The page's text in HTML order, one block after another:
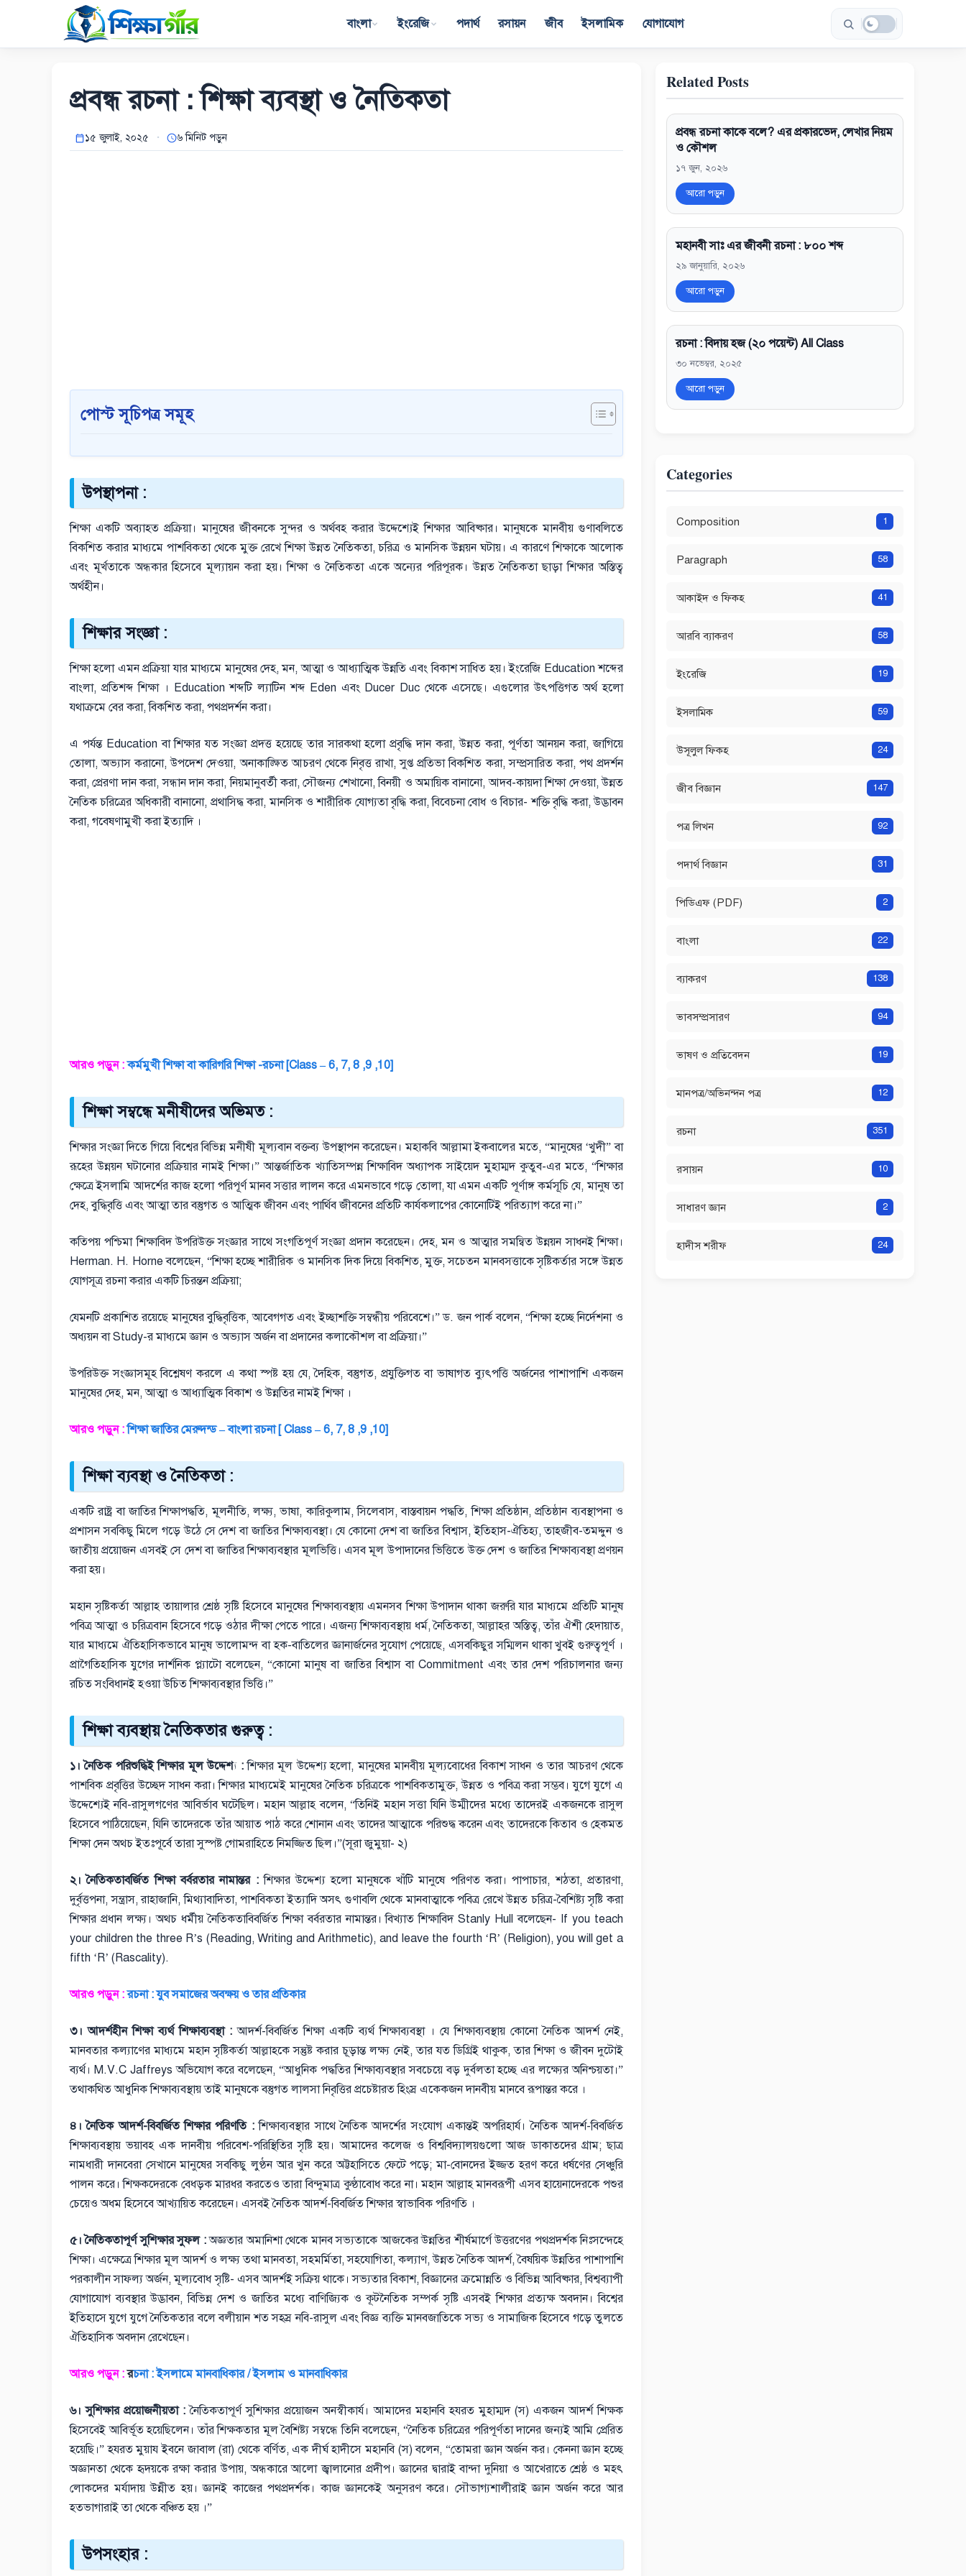
content
বাংলা ইংরেজি পদার্থ রসায়ন জীব ইসলামিক যোগাযোগ
প্রবন্ধ রচনা : শিক্ষা ব্যবস্থা ও নৈতিকতা
১৫ জুলাই, ২০২৫ ৬ মিনিট পড়ুন
পোস্ট সূচিপত্র সমূহ
উপস্থাপনা :
শিক্ষা একটি অব্যাহত প্রক্রিয়া। মানুষের জীবনকে সুন্দর ও অর্থবহ করার উদ্দেশ্যেই শিক্ষার আবিষ্কার। মানুষকে মানবীয় গুণাবলিতে
বিকশিত করার মাধ্যমে পাশবিকতা থেকে মুক্ত রেখে শিক্ষা উন্নত নৈতিকতা, চরিত্র ও মানসিক উন্নয়ন ঘটায়। এ কারণে শিক্ষাকে আলোক
এবং মূর্খতাকে অন্ধকার হিসেবে মূল্যায়ন করা হয়। শিক্ষা ও নৈতিকতা একে অন্যের পরিপূরক। উন্নত নৈতিকতা ছাড়া শিক্ষার অস্তিত্ব
অর্থহীন।
শিক্ষার সংজ্ঞা :
শিক্ষা হলো এমন প্রক্রিয়া যার মাধ্যমে মানুষের দেহ, মন, আত্মা ও আধ্যাত্মিক উন্নতি এবং বিকাশ সাধিত হয়। ইংরেজি Education শব্দের
বাংলা, প্রতিশব্দ শিক্ষা । Education শব্দটি ল্যাটিন শব্দ Eden এবং Ducer Duc থেকে এসেছে। এগুলোর উৎপত্তিগত অর্থ হলো
যথাক্রমে বের করা, বিকশিত করা, পথপ্রদর্শন করা।
এ পর্যন্ত Education বা শিক্ষার যত সংজ্ঞা প্রদত্ত হয়েছে তার সারকথা হলো প্রবৃদ্ধি দান করা, উন্নত করা, পূর্ণতা আনয়ন করা, জাগিয়ে
তোলা, অভ্যাস করানো, উপদেশ দেওয়া, অনাকাঙ্ক্ষিত আচরণ থেকে নিবৃত্ত রাখা, সুপ্ত প্রতিভা বিকশিত করা, সম্প্রসারিত করা, পথ প্রদর্শন
করা, প্রেরণা দান করা, সন্ধান দান করা, নিয়মানুবর্তী করা, সৌজন্য শেখানো, বিনয়ী ও অমায়িক বানানো, আদব-কায়দা শিক্ষা দেওয়া, উন্নত
নৈতিক চরিত্রের অধিকারী বানানো, প্রথাসিদ্ধ করা, মানসিক ও শারীরিক যোগ্যতা বৃদ্ধি করা, বিবেচনা বোধ ও বিচার- শক্তি বৃদ্ধি করা, উদ্ভাবন
করা, গবেষণামুখী করা ইত্যাদি ।
আরও পড়ুন : কর্মমুখী শিক্ষা বা কারিগরি শিক্ষা -রচনা [Class – 6, 7, 8 ,9 ,10]
শিক্ষা সম্বন্ধে মনীষীদের অভিমত :
শিক্ষার সংজ্ঞা দিতে গিয়ে বিশ্বের বিভিন্ন মনীষী মূল্যবান বক্তব্য উপস্থাপন করেছেন। মহাকবি আল্লামা ইকবালের মতে, “মানুষের ‘খুদী” বা
রূহের উন্নয়ন ঘটানোর প্রক্রিয়ার নামই শিক্ষা।” আন্তর্জাতিক খ্যাতিসম্পন্ন শিক্ষাবিদ অধ্যাপক সাইয়েদ মুহাম্মদ কুতুব-এর মতে, “শিক্ষার
ক্ষেত্রে ইসলামি আদর্শের কাজ হলো পরিপূর্ণ মানব সত্তার লালন করে এমনভাবে গড়ে তোলা, যা এমন একটি পূর্ণাঙ্গ কর্মসূচি যে, মানুষ তা
দেহ, বুদ্ধিবৃত্তি এবং আত্মা তার বস্তুগত ও আত্মিক জীবন এবং পার্থিব জীবনের প্রতিটি কার্যকলাপের কোনোটিই পরিত্যাগ করে না।”
কতিপয় পশ্চিমা শিক্ষাবিদ উপরিউক্ত সংজ্ঞার সাথে সংগতিপূর্ণ সংজ্ঞা প্রদান করেছেন। দেহ, মন ও আত্মার সমন্বিত উন্নয়ন সাধনই শিক্ষা।
Herman. H. Horne বলেছেন, “শিক্ষা হচ্ছে শারীরিক ও মানসিক দিক দিয়ে বিকশিত, মুক্ত, সচেতন মানবসত্তাকে সৃষ্টিকর্তার সঙ্গে উন্নত
যোগসূত্র রচনা করার একটি চিরন্তন প্রক্রিয়া;
যেমনটি প্রকাশিত রয়েছে মানুষের বুদ্ধিবৃত্তিক, আবেগগত এবং ইচ্ছাশক্তি সম্বন্ধীয় পরিবেশে।” ড. জন পার্ক বলেন, “শিক্ষা হচ্ছে নির্দেশনা ও
অধ্যয়ন বা Study-র মাধ্যমে জ্ঞান ও অভ্যাস অর্জন বা প্রদানের কলাকৌশল বা প্রক্রিয়া।”
উপরিউক্ত সংজ্ঞাসমূহ বিশ্লেষণ করলে এ কথা স্পষ্ট হয় যে, দৈহিক, বস্তুগত, প্রযুক্তিগত বা ভাষাগত ব্যুৎপত্তি অর্জনের পাশাপাশি একজন
মানুষের দেহ, মন, আত্মা ও আধ্যাত্মিক বিকাশ ও উন্নতির নামই শিক্ষা ।
আরও পড়ুন : শিক্ষা জাতির মেরুদন্ড – বাংলা রচনা [ Class – 6, 7, 8 ,9 ,10]
শিক্ষা ব্যবস্থা ও নৈতিকতা :
একটি রাষ্ট্র বা জাতির শিক্ষাপদ্ধতি, মূলনীতি, লক্ষ্য, ভাষা, কারিকুলাম, সিলেবাস, বাস্তবায়ন পদ্ধতি, শিক্ষা প্রতিষ্ঠান, প্রতিষ্ঠান ব্যবস্থাপনা ও
প্রশাসন সবকিছু মিলে গড়ে উঠে সে দেশ বা জাতির শিক্ষাব্যবস্থা। যে কোনো দেশ বা জাতির বিশ্বাস, ইতিহাস-ঐতিহ্য, তাহজীব-তমদ্দুন ও
জাতীয় প্রয়োজন এসবই সে দেশ বা জাতির শিক্ষাব্যবস্থার মূলভিত্তি। এসব মূল উপাদানের ভিত্তিতে উক্ত দেশ ও জাতির শিক্ষাব্যবস্থা প্রণয়ন
করা হয়।
মহান সৃষ্টিকর্তা আল্লাহ তায়ালার শ্রেষ্ঠ সৃষ্টি হিসেবে মানুষের শিক্ষাব্যবস্থায় এমনসব শিক্ষা উপাদান থাকা জরুরি যার মাধ্যমে প্রতিটি মানুষ
পবিত্র আত্মা ও চরিত্রবান হিসেবে গড়ে ওঠার দীক্ষা পেতে পারে। এজন্য শিক্ষাব্যবস্থায় ধর্ম, নৈতিকতা, আল্লাহর অস্তিত্ব, তাঁর ঐশী হেদায়াত,
যার মাধ্যমে ঐতিহাসিকভাবে মানুষ ভালোমন্দ বা হক-বাতিলের জ্ঞানার্জনের সুযোগ পেয়েছে, এসবকিছুর সম্মিলন থাকা খুবই গুরুত্বপূর্ণ ।
প্রাগৈতিহাসিক যুগের দার্শনিক প্ল্যাটো বলেছেন, “কোনো মানুষ বা জাতির বিশ্বাস বা Commitment এবং তার দেশ পরিচালনার জন্য
রচিত সংবিধানই হওয়া উচিত শিক্ষাব্যবস্থার ভিত্তি।”
শিক্ষা ব্যবস্থায় নৈতিকতার গুরুত্ব :
১। নৈতিক পরিশুদ্ধিই শিক্ষার মূল উদ্দেশ্য :শিক্ষার মূল উদ্দেশ্য হলো, মানুষের মানবীয় মূল্যবোধের বিকাশ সাধন ও তার আচরণ থেকে
পাশবিক প্রবৃত্তির উচ্ছেদ সাধন করা। শিক্ষার মাধ্যমেই মানুষের নৈতিক চরিত্রকে পাশবিকতামুক্ত, উন্নত ও পবিত্র করা সম্ভব। যুগে যুগে এ
উদ্দেশ্যেই নবি-রাসুলগণের আবির্ভাব ঘটেছিল। মহান আল্লাহ বলেন, “তিনিই মহান সত্তা যিনি উম্মীদের মধ্যে তাদেরই একজনকে রাসুল
হিসেবে পাঠিয়েছেন, যিনি তাদেরকে তাঁর আয়াত পাঠ করে শোনান এবং তাদের আত্মাকে পরিশুদ্ধ করেন এবং তাদেরকে কিতাব ও হেকমত
শিক্ষা দেন অথচ ইতঃপূর্বে তারা সুস্পষ্ট গোমরাহিতে নিমজ্জিত ছিল।”(সূরা জুমুয়া- ২)
২। নৈতিকতাবর্জিত শিক্ষা বর্বরতার নামান্তর :শিক্ষার উদ্দেশ্য হলো মানুষকে খাঁটি মানুষে পরিণত করা। পাপাচার, শঠতা, প্রতারণা,
দুর্বৃত্তপনা, সন্ত্রাস, রাহাজানি, মিথ্যাবাদিতা, পাশবিকতা ইত্যাদি অসৎ গুণাবলি থেকে মানবাত্মাকে পবিত্র রেখে উন্নত চরিত্র-বৈশিষ্ট্য সৃষ্টি করা
শিক্ষার প্রধান লক্ষ্য। অথচ ধর্মীয় নৈতিকতাবিবর্জিত শিক্ষা বর্বরতার নামান্তর। বিখ্যাত শিক্ষাবিদ Stanly Hull বলেছেন- If you teach
your children the three R’s (Reading, Writing and Arithmetic), and leave the fourth ‘R’ (Religion), you will get a
fifth ‘R’ (Rascality).
আরও পড়ুন : রচনা : যুব সমাজের অবক্ষয় ও তার প্রতিকার
৩। আদর্শহীন শিক্ষা ব্যর্থ শিক্ষাব্যবস্থা : আদর্শ-বিবর্জিত শিক্ষা একটি ব্যর্থ শিক্ষাব্যবস্থা । যে শিক্ষাব্যবস্থায় কোনো নৈতিক আদর্শ নেই,
মানবতার কল্যাণের মাধ্যমে মহান সৃষ্টিকর্তা আল্লাহকে সন্তুষ্ট করার চূড়ান্ত লক্ষ্য নেই, তার যত ডিগ্রিই থাকুক, তার শিক্ষা ও জীবন দুটোই
ব্যর্থ। M.V.C Jaffreys অভিযোগ করে বলেছেন, “আধুনিক পদ্ধতির শিক্ষাব্যবস্থার সবচেয়ে বড় দুর্বলতা হচ্ছে এর লক্ষ্যের অনিশ্চয়তা।”
তথাকথিত আধুনিক শিক্ষাব্যবস্থায় তাই মানুষকে বস্তুগত লালসা নিবৃত্তির প্রচেষ্টারত হিংস্র একেকজন দানবীয় মানবে রূপান্তর করে ।
৪। নৈতিক আদর্শ-বিবর্জিত শিক্ষার পরিণতি :শিক্ষাব্যবস্থার সাথে নৈতিক আদর্শের সংযোগ একান্তই অপরিহার্য। নৈতিক আদর্শ-বিবর্জিত
শিক্ষাব্যবস্থায় ভয়াবহ এক দানবীয় পরিবেশ-পরিস্থিতির সৃষ্টি হয়। আমাদের কলেজ ও বিশ্ববিদ্যালয়গুলো আজ ডাকাতদের গ্রাম; ছাত্র
নামধারী দানবেরা সেখানে মানুষের সবকিছু লুণ্ঠন আর খুন করে অট্টহাসিতে ফেটে পড়ে; মা-বোনদের ইজ্জত হরণ করে ধর্ষণের সেঞ্চুরি
পালন করে। শিক্ষকদেরকে বেধড়ক মারধর করতেও তারা বিন্দুমাত্র কুণ্ঠাবোধ করে না। মহান আল্লাহ মানবরূপী এসব হায়েনাদেরকে পশুর
চেয়েও অধম হিসেবে আখ্যায়িত করেছেন। এসবই নৈতিক আদর্শ-বিবর্জিত শিক্ষার স্বাভাবিক পরিণতি ।
৫। নৈতিকতাপূর্ণ সুশিক্ষার সুফল :অজ্ঞতার অমানিশা থেকে মানব সভ্যতাকে আজকের উন্নতির শীর্ষমার্গে উত্তরণের পথপ্রদর্শক নিঃসন্দেহে
শিক্ষা। এক্ষেত্রে শিক্ষার মূল আদর্শ ও লক্ষ্য তথা মানবতা, সহমর্মিতা, সহযোগিতা, কল্যাণ, উন্নত নৈতিক আদর্শ, বৈষয়িক উন্নতির পাশাপাশি
পরকালীন সাফল্য অর্জন, মূল্যবোধ সৃষ্টি- এসব আদর্শই সক্রিয় থাকে। সভ্যতার বিকাশ, বিজ্ঞানের ক্রমোন্নতি ও বিভিন্ন আবিষ্কার, বিশ্বব্যাপী
যোগাযোগ ব্যবস্থার উদ্ভাবন, বিভিন্ন দেশ ও জাতির মধ্যে বাণিজ্যিক ও কূটনৈতিক সম্পর্ক সৃষ্টি এসবই শিক্ষার প্রত্যক্ষ অবদান। বিশ্বের
ইতিহাসে যুগে যুগে নৈতিকতার বলে বলীয়ান শত সহস্র নবি-রাসুল এবং বিজ্ঞ ব্যক্তি মানবজাতিকে সভ্য ও সামাজিক হিসেবে গড়ে তুলতে
ঐতিহাসিক অবদান রেখেছেন।
আরও পড়ুন :রচনা : ইসলামে মানবাধিকার / ইসলাম ও মানবাধিকার
৬। সুশিক্ষার প্রয়োজনীয়তা : নৈতিকতাপূর্ণ সুশিক্ষার প্রয়োজন অনস্বীকার্য। আমাদের মহানবি হযরত মুহাম্মদ (স) একজন আদর্শ শিক্ষক
হিসেবেই আবির্ভূত হয়েছিলেন। তাঁর শিক্ষকতার মূল বৈশিষ্ট্য সম্বন্ধে তিনি বলেছেন, “নৈতিক চরিত্রের পরিপূর্ণতা দানের জন্যই আমি প্রেরিত
হয়েছি।” হযরত মুয়ায ইবনে জাবাল (রা) থেকে বর্ণিত, এক দীর্ঘ হাদীসে মহানবি (স) বলেন, “তোমরা জ্ঞান অর্জন কর। কেননা জ্ঞান হচ্ছে
অজ্ঞানতা থেকে হৃদয়কে রক্ষা করার উপায়, অন্ধকারে আলো জ্বালানোর প্রদীপ। জ্ঞানের দ্বারাই বান্দা দুনিয়া ও আখেরাতে শ্রেষ্ঠ ও মহৎ
লোকদের মর্যাদায় উন্নীত হয়। জ্ঞানই কাজের পথপ্রদর্শক। কাজ জ্ঞানকেই অনুসরণ করে। সৌভাগ্যশালীরাই জ্ঞান অর্জন করে আর
হতভাগারাই তা থেকে বঞ্চিত হয় ।”
উপসংহার :
Related Posts
প্রবন্ধ রচনা কাকে বলে? এর প্রকারভেদ, লেখার নিয়ম
ও কৌশল
১৭ জুন, ২০২৬
আরো পড়ুন
মহানবী সাঃ এর জীবনী রচনা : ৮০০ শব্দ
২৯ জানুয়ারি, ২০২৬
আরো পড়ুন
রচনা : বিদায় হজ (২০ পয়েন্ট) All Class
৩০ নভেম্বর, ২০২৫
আরো পড়ুন
Categories
Composition 1
Paragraph 58
আকাইদ ও ফিকহ 41
আরবি ব্যাকরণ 58
ইংরেজি 19
ইসলামিক 59
উসূলুল ফিকহ 24
জীব বিজ্ঞান 147
পত্র লিখন 92
পদার্থ বিজ্ঞান 31
পিডিএফ (PDF) 2
বাংলা 22
ব্যাকরণ 138
ভাবসম্প্রসারণ 94
ভাষণ ও প্রতিবেদন 19
মানপত্র/অভিনন্দন পত্র 12
রচনা 351
রসায়ন 10
সাধারণ জ্ঞান 2
হাদীস শরীফ 24